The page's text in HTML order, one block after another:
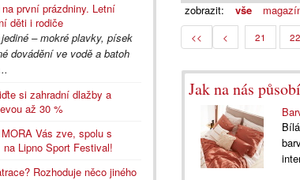
zobrazit: vše
<< < 21 22
Jak na nás
první prázdniny. Letní
děti i rodiče
– mokré plavky, písek
dovádění ve vodě a batoh
si zahradní dlažby a
až 30 %
Vás zve, spolu s
Lipno Sport Festival!
Rozhoduje něco jiného